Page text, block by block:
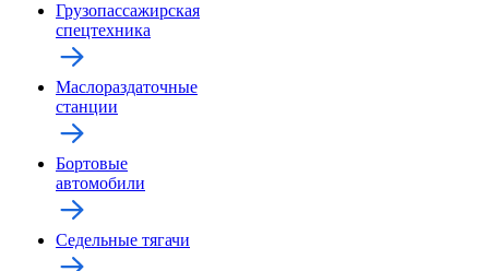
Грузопассажирская
спецтехника
Маслораздаточные
станции
Бортовые
автомобили
Седельные тягачи